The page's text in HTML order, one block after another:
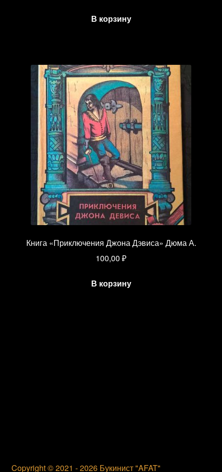
В корзину
Книга «Приключения Джона Дэвиса» Дюма А.
100,00 ₽
В корзину
Copyright © 2021 - 2026 Букинист "AFAT"